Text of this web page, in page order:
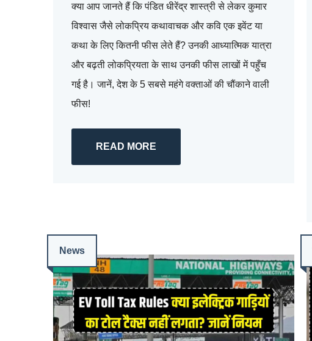
क्या आप जानते हैं कि पंडित धीरेंद्र शास्त्री से लेकर कुमार
विश्वास जैसे लोकप्रिय कथावाचक और कवि एक इवेंट या
कथा के लिए कितनी फीस लेते हैं? उनकी आध्यात्मिक यात्रा
और बढ़ती लोकप्रियता के साथ उनकी फीस लाखों में पहुँच
गई है। जानें, देश के 5 सबसे महंगे वक्ताओं की चौंकाने वाली
फीस!
READ MORE
News